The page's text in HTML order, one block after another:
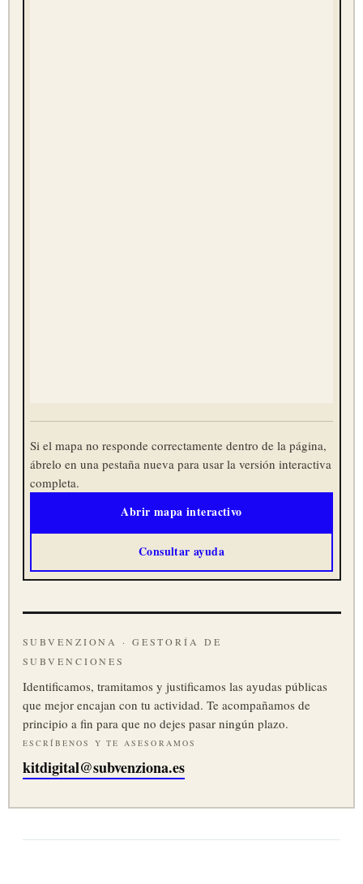
Si el mapa no responde correctamente dentro de la página,
ábrelo en una pestaña nueva para usar la versión interactiva
completa.
Abrir mapa interactivo
Consultar ayuda
SUBVENZIONA · GESTORÍA DE
SUBVENCIONES
Identificamos, tramitamos y justificamos las ayudas públicas
que mejor encajan con tu actividad. Te acompañamos de
principio a fin para que no dejes pasar ningún plazo.
ESCRÍBENOS Y TE ASESORAMOS
kitdigital@subvenziona.es